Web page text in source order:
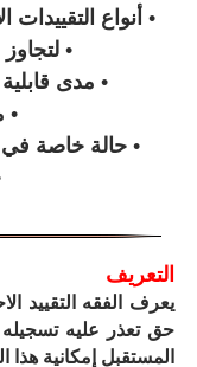
• أنواع
•
• مدى
•
• حالة خاصة في
التعريف
يعرف الفقه التقييد
حق تعذر عليه
المستقبل إمكانية هذا